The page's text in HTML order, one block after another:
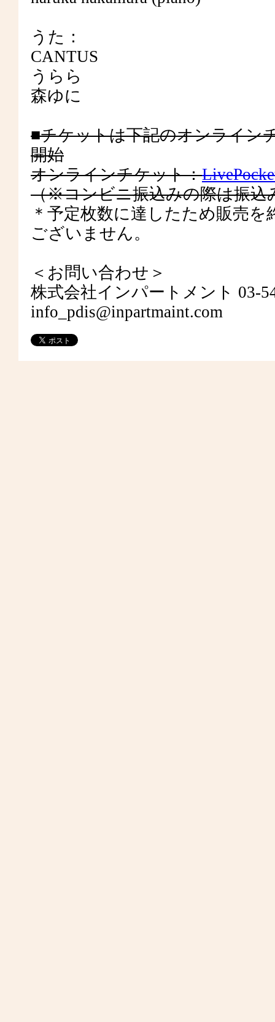
うた：
CANTUS
うらら
森ゆに
■チケットは下記のオンライン
開始
オンラインチケット：
（※コンビニ振込みの際は振込
＊予定枚数に達したため販売
ございません。
＜お問い合わせ＞
株式会社インパートメント 03-
info_pdis@inpartmaint.com